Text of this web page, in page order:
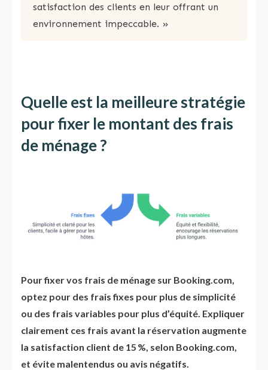
satisfaction des clients en leur offrant un
environnement impeccable. »
Quelle est la meilleure stratégie
pour fixer le montant des frais
de ménage ?
Pour fixer vos frais de ménage sur Booking.com,
optez pour des frais fixes pour plus de simplicité
ou des frais variables pour plus d’équité. Expliquer
clairement ces frais avant la réservation augmente
la satisfaction client de 15 %, selon Booking.com,
et évite malentendus ou avis négatifs.